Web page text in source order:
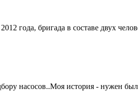
года, бригада в составе двух
насосов..Моя история - нужен